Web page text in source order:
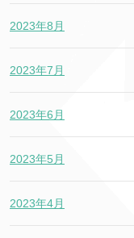
2023年8月
2023年7月
2023年6月
2023年5月
2023年4月